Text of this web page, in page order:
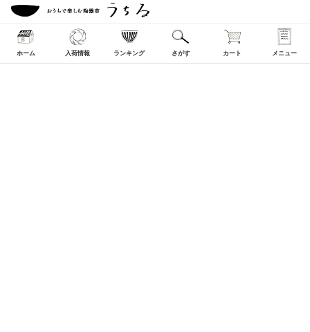
ホーム 入荷情報 ランキング さがす カート メニュー